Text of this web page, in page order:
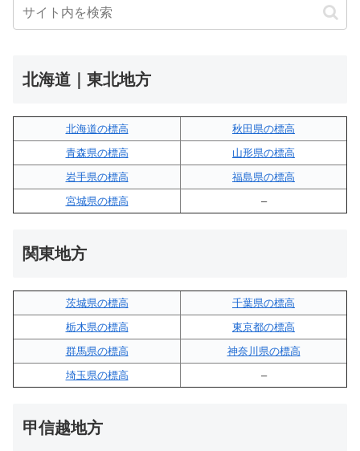
北海道｜東北地方
北海道の標高
秋田県の標高
青森県の標高
山形県の標高
岩手県の標高
福島県の標高
宮城県の標高
–
関東地方
茨城県の標高
千葉県の標高
栃木県の標高
東京都の標高
群馬県の標高
神奈川県の標高
埼玉県の標高
–
甲信越地方